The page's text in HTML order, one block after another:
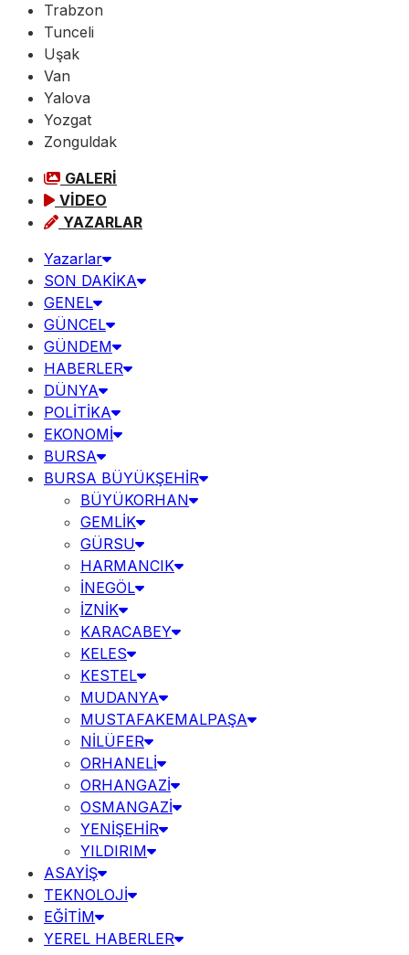
Trabzon
Tunceli
Uşak
Van
Yalova
Yozgat
Zonguldak
GALERİ
VİDEO
YAZARLAR
Yazarlar
SON DAKİKA
GENEL
GÜNCEL
GÜNDEM
HABERLER
DÜNYA
POLİTİKA
EKONOMİ
BURSA
BURSA BÜYÜKŞEHİR
BÜYÜKORHAN
GEMLİK
GÜRSU
HARMANCIK
İNEGÖL
İZNİK
KARACABEY
KELES
KESTEL
MUDANYA
MUSTAFAKEMALPAŞA
NİLÜFER
ORHANELİ
ORHANGAZİ
OSMANGAZİ
YENİŞEHİR
YILDIRIM
ASAYİŞ
TEKNOLOJİ
EĞİTİM
YEREL HABERLER